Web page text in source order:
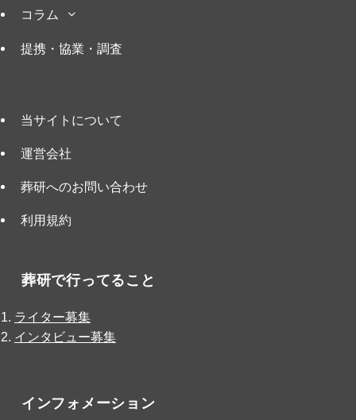
コラム
提携・協業・調査
当サイトについて
運営会社
葬研へのお問い合わせ
利用規約
葬研で行ってること
ライター募集
インタビュー募集
インフォメーション